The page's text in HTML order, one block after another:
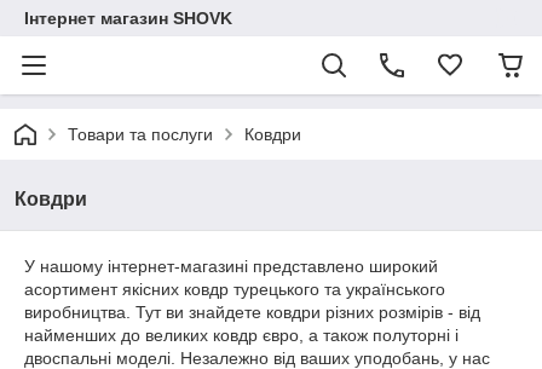
Інтернет магазин SHOVK
Товари та послуги Ковдри
Ковдри
У нашому інтернет-магазині представлено широкий
асортимент якісних ковдр турецького та українського
виробництва. Тут ви знайдете ковдри різних розмірів - від
найменших до великих ковдр євро, а також полуторні і
двоспальні моделі. Незалежно від ваших уподобань, у нас